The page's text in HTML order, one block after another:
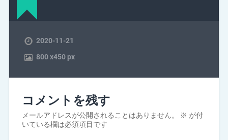
2020-11-21
800x450 px
コメントを残す
メールアドレスが公開されることはありません。 ※ が付
いている欄は必須項目です